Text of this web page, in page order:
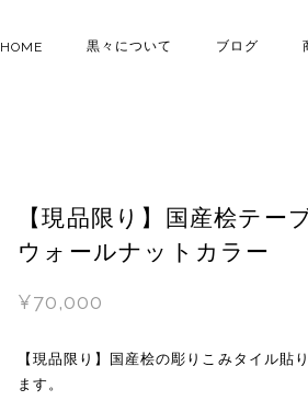
HOME 黒々について ブログ
【現品限り】国産桧テ
ウォールナットカラー
¥70,000
【現品限り】国産桧の彫りこみタイル貼
ます。